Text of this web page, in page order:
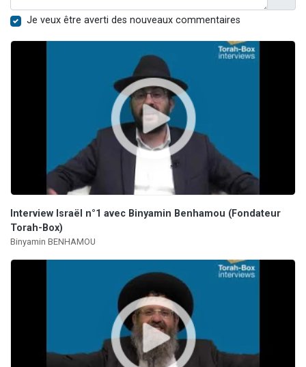
Je veux être averti des nouveaux commentaires
Interview Israël n°1 avec Binyamin Benhamou (Fondateur
Torah-Box)
Binyamin BENHAMOU